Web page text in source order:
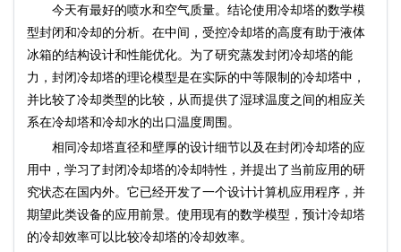
今天有最好的喷水和空气质量。结论使用冷却塔的数学模
型封闭和冷却的分析。在中间，受控冷却塔的高度有助于液体
冰箱的结构设计和性能优化。为了研究蒸发封闭冷却塔的能
力，封闭冷却塔的理论模型是在实际的中等限制的冷却塔中，
并比较了冷却类型的比较，从而提供了湿球温度之间的相应关
系在冷却塔和冷却水的出口温度周围。
相同冷却塔直径和壁厚的设计细节以及在封闭冷却塔的应
用中，学习了封闭冷却塔的冷却特性，并提出了当前应用的研
究状态在国内外。它已经开发了一个设计计算机应用程序，并
期望此类设备的应用前景。使用现有的数学模型，预计冷却塔
的冷却效率可以比较冷却塔的冷却效率。